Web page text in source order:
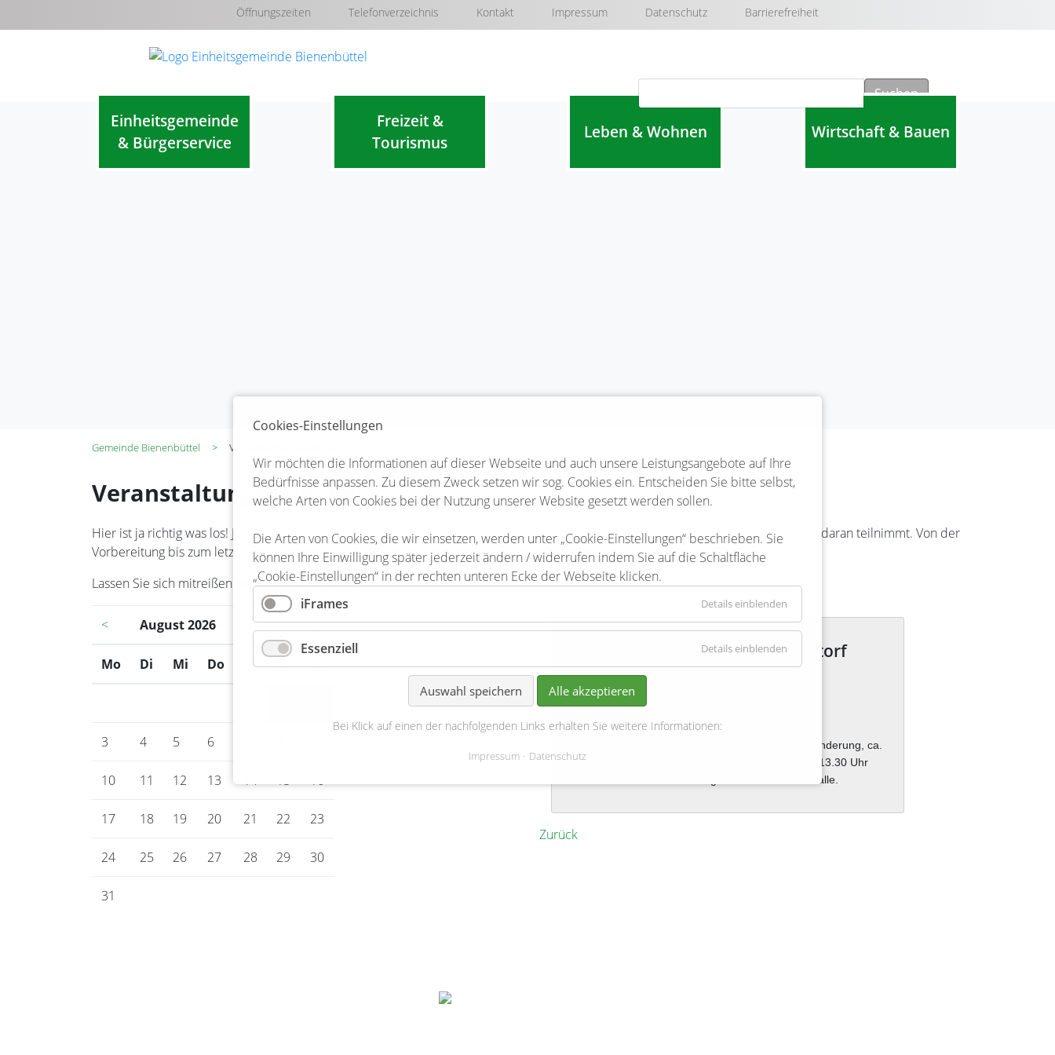
Öffnungszeiten Telefonverzeichnis Kontakt Impressum Datenschutz Barrierefreiheit
Suchen
Einheitsgemeinde
& Bürgerservice
Freizeit &
Tourismus
Leben & Wohnen Wirtschaft & Bauen
Gemeinde Bienenbüttel Veranstaltungskalender
Veranstaltungskalender
Hier ist ja richtig was los! Ja, die Bienenbütteler lieben ihre Veranstaltungen, Feste und Events. Und das merkt man auch, wenn man daran teilnimmt. Von der
Vorbereitung bis zum letzten Kehraus steckt in allen Veranstaltungen viel Herzblut, Leidenschaft und Liebe zum Detail.
Lassen Sie sich mitreißen und seien Sie dabei!
< August 2026 >
Mo ntag
Di enstag
Mi ttwoch
Do nnerstag
Freitag
Samstag
Sonntag
3 4 5 6
10 11 12 13 14 15 16
17 18 19 20 21 22 23
24 25 26 27 28 29 30
31
Pfingstwanderung des SV Hohnstorf
09-06-2025 10:00
Treffen um 10.00 Uhr Bushaltestelle im Dorf zur Wanderung, ca.
12.00 Uhr ist Grillen auf dem Sportplatz und ab ca. 13.30 Uhr
veranstaltet die Bouleabteilung ein Bouleturnier für alle.
Zurück
Cookies-Einstellungen
Wir möchten die Informationen auf dieser Webseite und auch unsere Leistungsangebote auf Ihre
Bedürfnisse anpassen. Zu diesem Zweck setzen wir sog. Cookies ein. Entscheiden Sie bitte selbst,
welche Arten von Cookies bei der Nutzung unserer Website gesetzt werden sollen.
Die Arten von Cookies, die wir einsetzen, werden unter „Cookie-Einstellungen“ beschrieben. Sie
können Ihre Einwilligung später jederzeit ändern / widerrufen indem Sie auf die Schaltfläche
„Cookie-Einstellungen“ in der rechten unteren Ecke der Webseite klicken.
iFrames
Details einblenden
Essenziell Details einblenden
Auswahl speichern Alle akzeptieren
Bei Klick auf einen der nachfolgenden Links erhalten Sie weitere Informationen:
Impressum Datenschutz